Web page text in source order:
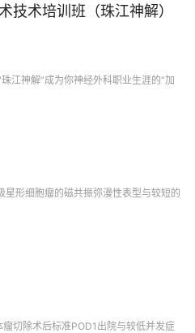
技术培训班（珠江神解）
江神解”成为你神经外科职业生涯的“加
形细胞瘤的磁共振弥漫性表型与较短的
切除术后标准POD1出院与较低并发症